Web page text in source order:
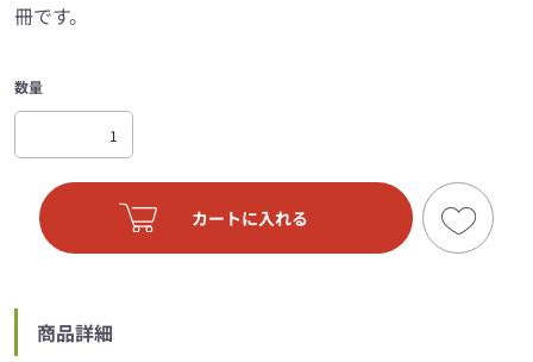
冊です。
数量
カートに入れる
商品詳細